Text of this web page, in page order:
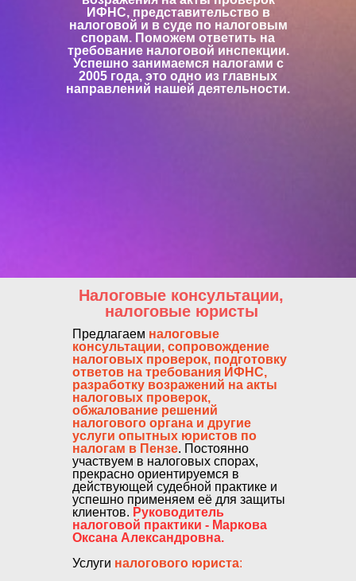
ИФНС, представительство в
налоговой и в суде по налоговым
спорам. Поможем ответить на
требование налоговой инспекции.
Успешно занимаемся налогами с
2005 года, это одно из главных
направлений нашей деятельности.
Налоговые консультации,
налоговые юристы
Предлагаем налоговые
консультации, сопровождение
налоговых проверок, подготовку
ответов на требования ИФНС,
разработку возражений на акты
налоговых проверок,
обжалование решений
налогового органа и другие
услуги опытных юристов по
налогам в Пензе. Постоянно
участвуем в налоговых спорах,
прекрасно ориентируемся в
действующей судебной практике и
успешно применяем её для защиты
клиентов. Руководитель
налоговой практики - Маркова
Оксана Александровна.
Услуги налогового юриста: